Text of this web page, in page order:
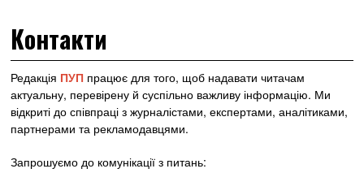
Контакти
Редакція ПУП працює для того, щоб надавати читачам
актуальну, перевірену й суспільно важливу інформацію. Ми
відкриті до співпраці з журналістами, експертами, аналітиками,
партнерами та рекламодавцями.
Запрошуємо до комунікації з питань: